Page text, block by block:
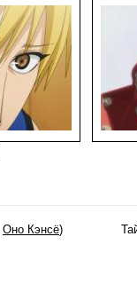
Оно Кэнсё)